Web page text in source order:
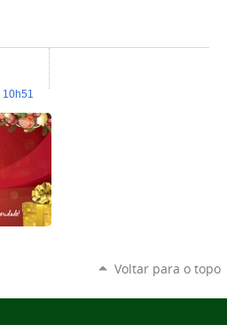
Voltar para o topo